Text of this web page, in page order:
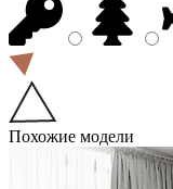
Похожие модели